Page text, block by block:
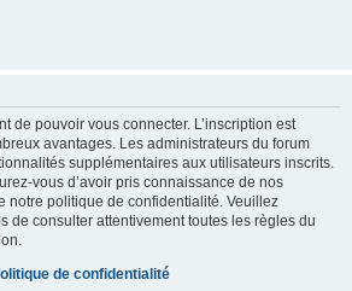
de pouvoir vous connecter. L’inscription est
avantages. Les administrateurs du forum
supplémentaires aux utilisateurs inscrits.
vous d’avoir pris connaissance de nos
notre politique de confidentialité. Veuillez
de consulter attentivement toutes les règles du
de confidentialité